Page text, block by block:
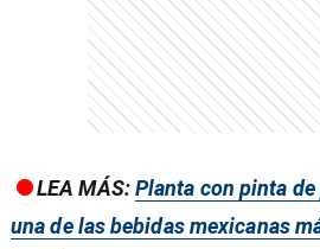
LEA MÁS:Planta con pinta
una de las bebidas mexicanas